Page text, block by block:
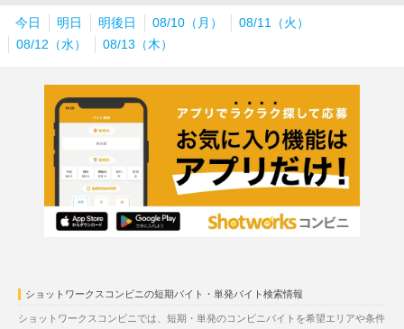
今日 明日 明後日 08/10（月）
08/11（火）
08/12（水）
08/13（木）
ショットワークスコンビニの短期バイト・単発バイト検索情報
ショットワークスコンビニでは、短期・単発のコンビニバイトを希望エリアや条件